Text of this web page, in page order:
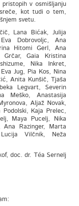
v osmišljanju
sreče, kot tudi o tem,
svetu.
Lana Bićak, Julija
Dobrovoljc, Ana
Hitomi Gerl, Ana
Grčar, Gaia Kristina
Nika Inkret,
Jug, Pia Kos, Nina
Anita Kunšič, Tjaša
Legvart, Severin
Meško, Anastasija
Aljaž Novak,
Kaja Prelec,
Maya Pucelj, Nika
Ana Razinger, Marta
Vilčnik, Neža
doc. dr. Téa Sernelj